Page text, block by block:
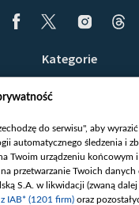
Kategorie
Opinie
Białoruś / Polska
Czytelnia
Centrum Europy
do serwisu", aby
automatycznego śledzenia i
Twoim urządzeniu końcowym
przetwarzanie Twoich danych
S.A. w likwidacji (zwaną dalej
IAB* (1201 firm) oraz